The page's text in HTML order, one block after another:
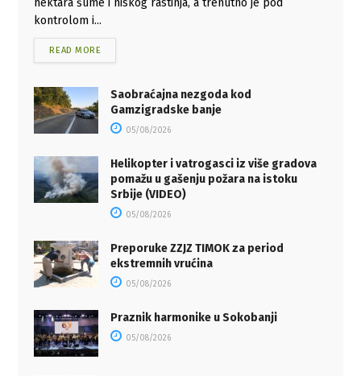
hektara šume i niskog rastinja, a trenutno je pod
kontrolom i...
READ MORE
Saobraćajna nezgoda kod
Gamzigradske banje
05/08/2026
Helikopter i vatrogasci iz više gradova
pomažu u gašenju požara na istoku
Srbije (VIDEO)
05/08/2026
Preporuke ZZJZ TIMOK za period
ekstremnih vrućina
05/08/2026
Praznik harmonike u Sokobanji
05/08/2026